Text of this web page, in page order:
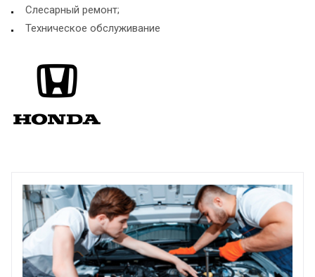
Слесарный ремонт;
Техническое обслуживание